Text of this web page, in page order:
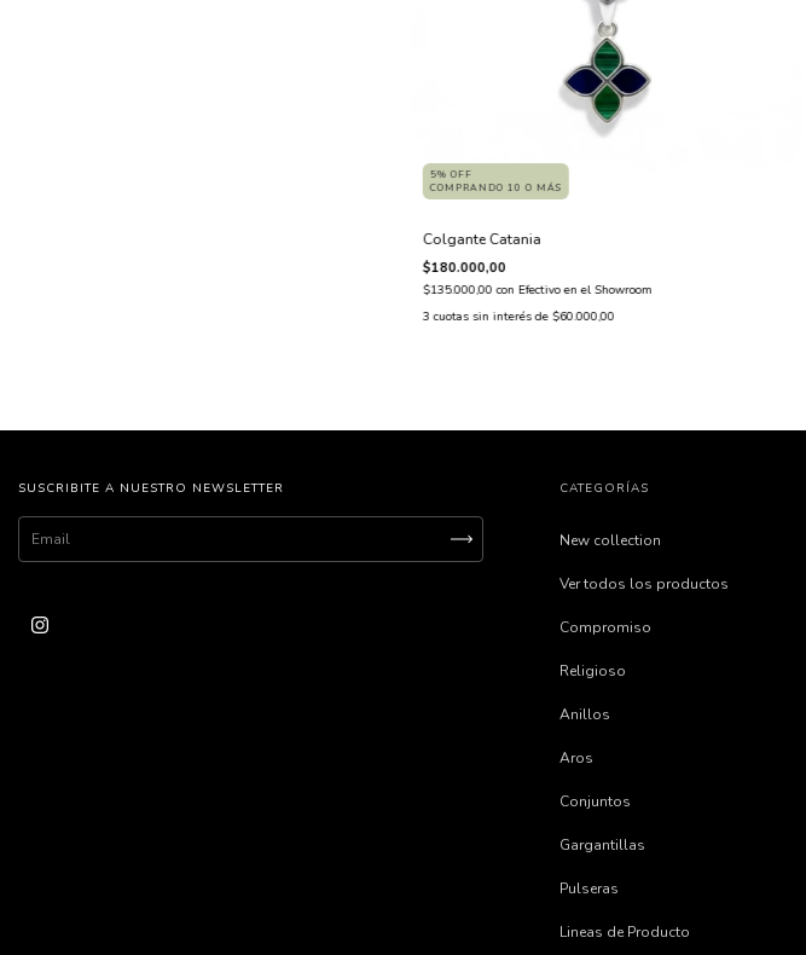
5% OFF
COMPRANDO 10 O MÁS
Colgante Catania
$180.000,00
$135.000,00con Efectivo en el Showroom
3 cuotas sin interés de $60.000,00
SUSCRIBITE A NUESTRO NEWSLETTER CATEGORÍAS
New collection
Ver todos los productos
Compromiso
Religioso
Anillos
Aros
Conjuntos
Gargantillas
Pulseras
Lineas de Producto